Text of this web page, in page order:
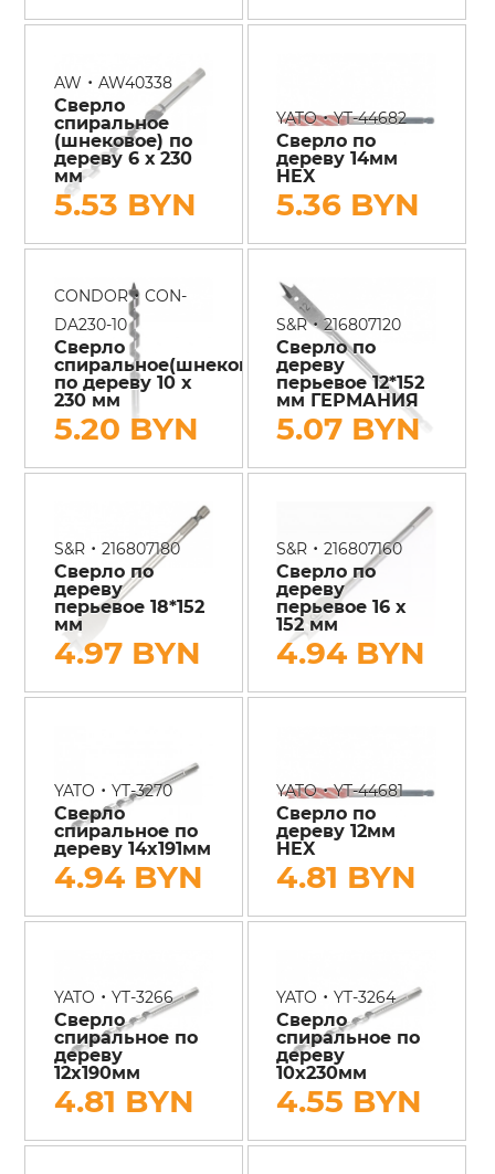
AW • AW40338
Сверло
спиральное
(шнековое) по
дереву 6 х 230
мм
5.53 BYN
YATO•YT-44682
Сверло по
дереву 14мм
HEX
5.36 BYN
CONDOR• CON-
DA230-10
Сверло
спиральное(шнековое)
по дереву 10 х
230 мм
5.20 BYN
S&R•216807120
Сверло по
дереву
перьевое 12*152
мм ГЕРМАНИЯ
5.07 BYN
S&R• 216807180
Сверло по
дереву
перьевое 18*152
мм
4.97 BYN
S&R •216807160
Сверло по
дереву
перьевое 16 х
152 мм
4.94 BYN
YATO • YT-3270
Сверло
спиральное по
дереву 14x191мм
4.94 BYN
YATO•YT-44681
Сверло по
дереву 12мм
HEX
4.81 BYN
YATO • YT-3266
Сверло
спиральное по
дереву
12x190мм
4.81 BYN
YATO •YT-3264
Сверло
спиральное по
дереву
10x230мм
4.55 BYN